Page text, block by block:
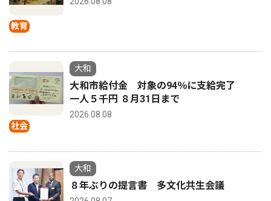
教育
社会
大和
大和市給付金 対象の94％に支給完了
一人５千円 ８月31日まで
2026.08.08
大和
８年ぶりの提言書 多文化共生会議